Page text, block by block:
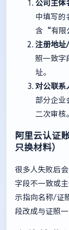
公司主体
中填写的
含“有限
注册地址
照一致
址。
对公联系
部分企业
二次审核
阿里云认证
只换材料）
很多人失败后
字段不一致或
示指向名称/证
段改成与证照